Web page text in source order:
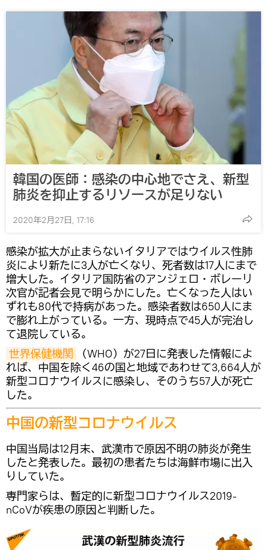
韓国の医師：感染の中心地でさえ、新型
肺炎を抑止するリソースが足りない
2020年2月27日, 17:16
感染が拡大が止まらないイタリアではウイルス性肺
炎により新たに3人が亡くなり、死者数は17人にまで
増大した。イタリア国防省のアンジェロ・ボレーリ
次官が記者会見で明らかにした。亡くなった人はい
ずれも80代で持病があった。感染者数は650人にま
で膨れ上がっている。一方、現時点で45人が完治し
て退院している。
世界保健機関
（WHO）が27日に発表した情報によ
れば、中国を除く46の国と地域であわせて3,664人が
新型コロナウイルスに感染し、そのうち57人が死亡
した。
中国の新型コロナウイルス
中国当局は12月末、武漢市で原因不明の肺炎が発生
したと発表した。最初の患者たちは海鮮市場に出入
りしていた。
専門家らは、暫定的に新型コロナウイルス2019-
nCoVが疾患の原因と判断した。